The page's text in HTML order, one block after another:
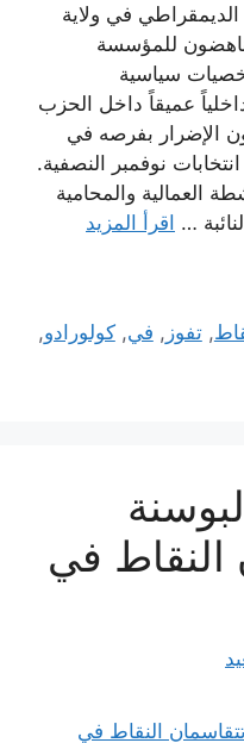
الديمقراطي في ولاية
للمؤسسة
سياسية
عميقاً داخل الحزب
الإضرار بفرصه في
نوفمبر النصفية.
العمالية والمحامية
اقرأ المزيد
,تفوز , في,كولورادو,
النقاط في